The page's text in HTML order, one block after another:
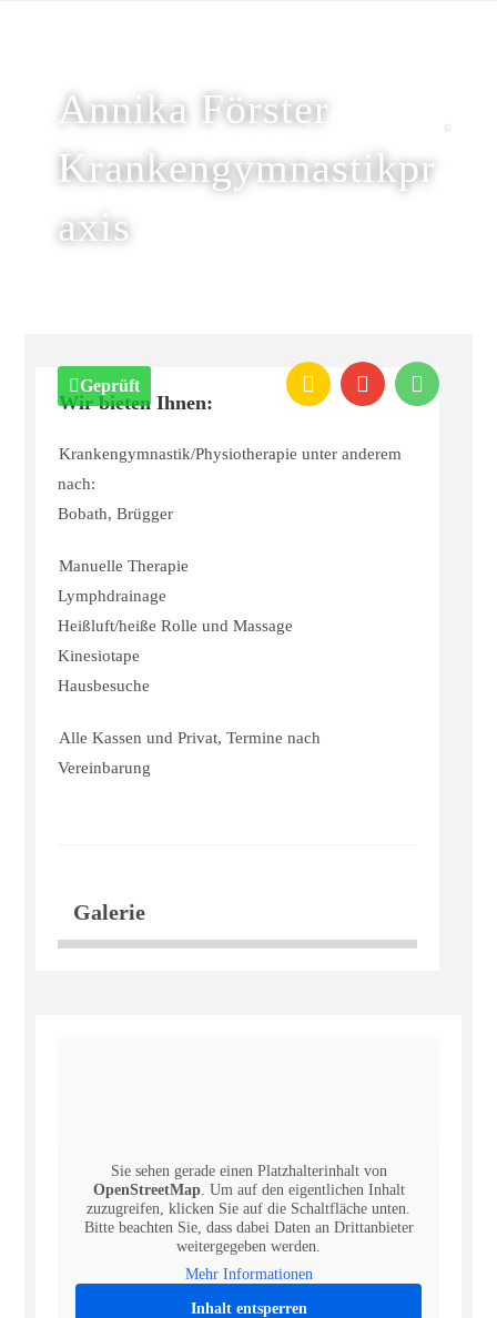
Annika Förster
Krankengymnastikpr
axis
Geprüft
Wir bieten Ihnen:
Krankengymnastik/Physiotherapie unter anderem
nach:
Bobath, Brügger
Manuelle Therapie
Lymphdrainage
Heißluft/heiße Rolle und Massage
Kinesiotape
Hausbesuche
Alle Kassen und Privat, Termine nach
Vereinbarung
Galerie
Sie sehen gerade einen Platzhalterinhalt von
OpenStreetMap. Um auf den eigentlichen Inhalt
zuzugreifen, klicken Sie auf die Schaltfläche unten.
Bitte beachten Sie, dass dabei Daten an Drittanbieter
weitergegeben werden.
Mehr Informationen
Inhalt entsperren